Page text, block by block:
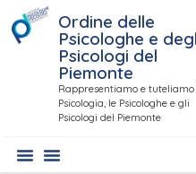
Ordine delle
Psicologhe e
Psicologi del
Piemonte
Rappresentiamo e tuteliamo
Psicologia, le Psicologhe e gli
Psicologi del Piemonte